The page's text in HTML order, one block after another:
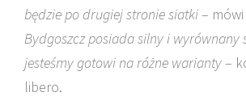
będzie po drugiej stronie siatki– mówi
Bydgoszcz posiada silny i wyrównany
jesteśmy gotowi na różne warianty–
libero.